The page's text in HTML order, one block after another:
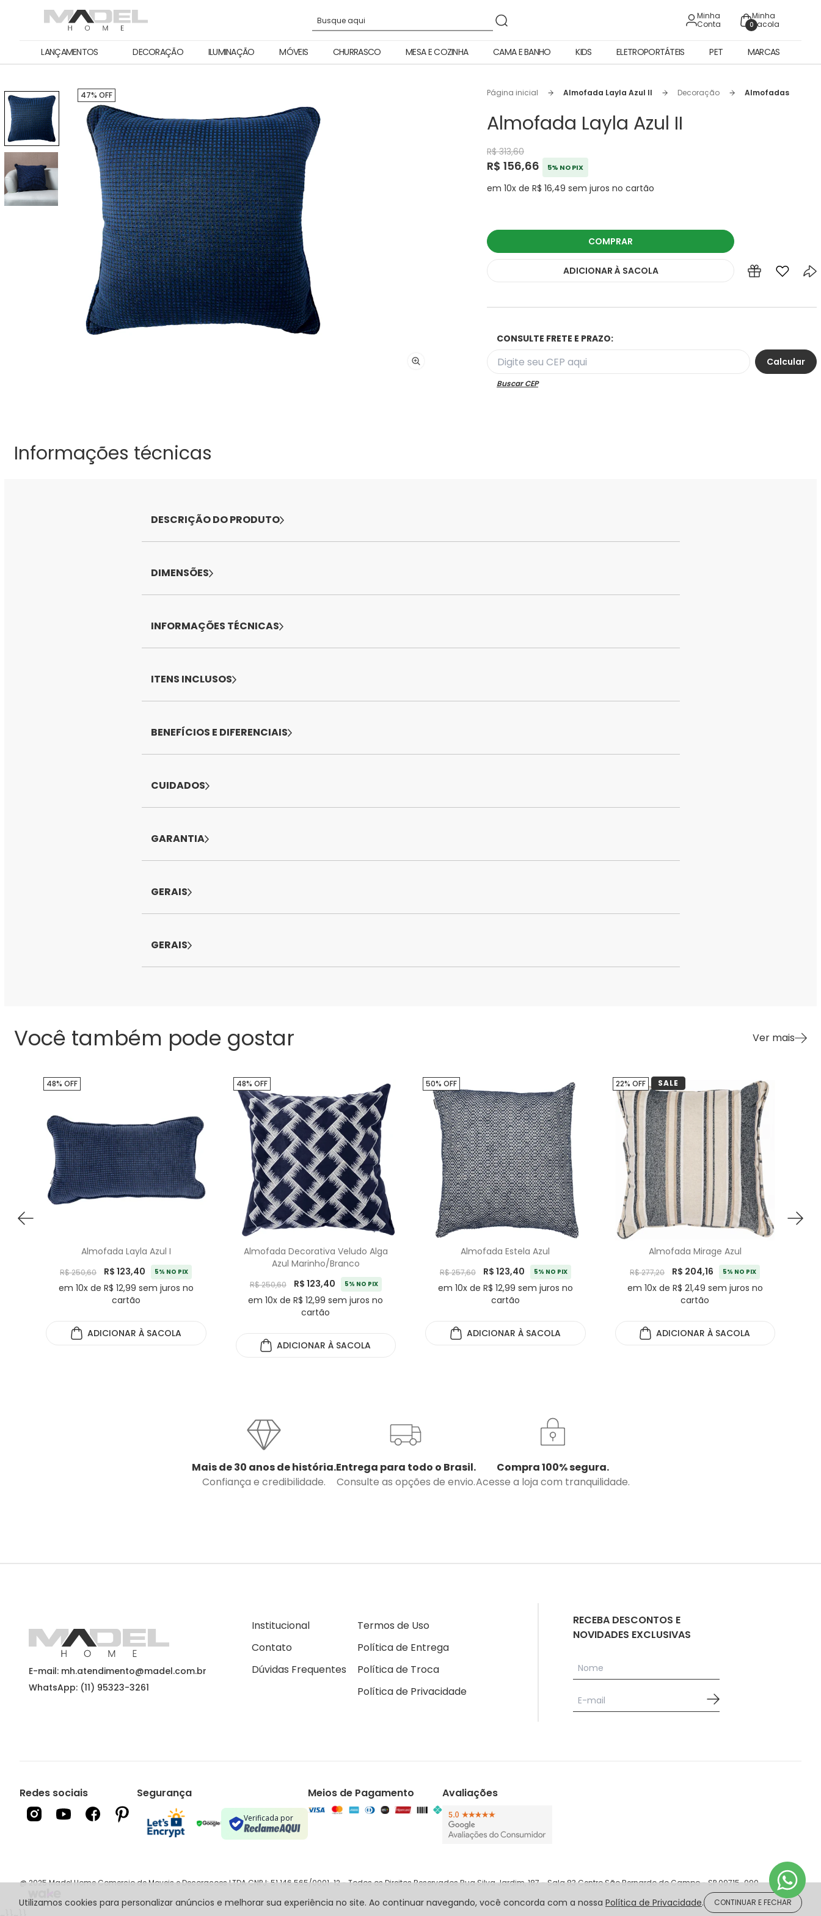
Minha
Conta
0
Minha
Sacola
LANÇAMENTOS DECORAÇÃO ILUMINAÇÃO MÓVEIS CHURRASCO MESA E COZINHA CAMA E BANHO KIDS ELETROPORTÁTEIS PET MARCAS
Página inicial Almofada Layla Azul II Decoração Almofadas
Almofada Layla Azul II
R$ 313,60
R$ 156,66 5% NO PIX
em 10x de R$ 16,49 sem juros no cartão
47% OFF
COMPRAR
ADICIONAR À SACOLA
CONSULTE FRETE E PRAZO:
Buscar CEP
Informações técnicas
DESCRIÇÃO DO PRODUTO
DIMENSÕES
INFORMAÇÕES TÉCNICAS
ITENS INCLUSOS
BENEFÍCIOS E DIFERENCIAIS
CUIDADOS
GARANTIA
GERAIS
GERAIS
Você também pode gostar Ver mais
Almofada Layla Azul I
R$ 250,60 R$ 123,40 5% NO PIX
em 10x de R$ 12,99 sem juros no
cartão
48% OFF
ADICIONAR À SACOLA
Almofada Decorativa Veludo Alga
Azul Marinho/Branco
R$ 250,60 R$ 123,40 5% NO PIX
em 10x de R$ 12,99 sem juros no
cartão
48% OFF
ADICIONAR À SACOLA
Almofada Estela Azul
R$ 257,60 R$ 123,40 5% NO PIX
em 10x de R$ 12,99 sem juros no
cartão
50% OFF
ADICIONAR À SACOLA
Almofada Mirage Azul
R$ 277,20 R$ 204,16 5% NO PIX
em 10x de R$ 21,49 sem juros no
cartão
22% OFF SALE
ADICIONAR À SACOLA
Mais de 30 anos de história.
Confiança e credibilidade.
Entrega para todo o Brasil.
Consulte as opções de envio.
Compra 100% segura.
Acesse a loja com tranquilidade.
E-mail: mh.atendimento@madel.com.br
WhatsApp: (11) 95323-3261
Institucional
Contato
Dúvidas Frequentes
Termos de Uso
Política de Entrega
Política de Troca
Política de Privacidade
RECEBA DESCONTOS E
NOVIDADES EXCLUSIVAS
Redes sociais Segurança
Verificada por
Meios de Pagamento Avaliações
@ 2025 Madel Home Comercio de Moveis e Decoracoes LTDA CNPJ: 51.146.565/0001-12 - Todos os Direitos Reservados Rua Silva Jardim, 187 - Sala 83 Centro São Bernardo do Campo - SP 09715-090
Utilizamos cookies para personalizar anúncios e melhorar sua experiência no site. Ao continuar navegando, você concorda com a nossa Política de Privacidade. CONTINUAR E FECHAR